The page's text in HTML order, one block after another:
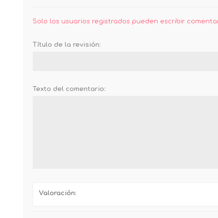
Solo los usuarios registrados pueden escribir
Título de la revisión:
Texto del comentario:
Valoración: